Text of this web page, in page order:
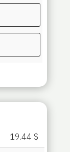
19.44 $